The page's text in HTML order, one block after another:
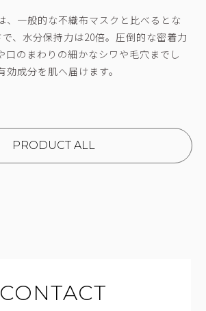
、一般的な不織布マスクと比べるとな
、水分保持力は20倍。圧倒的な密着力
口のまわりの細かなシワや毛穴までし
効成分を肌へ届けます。
PRODUCT ALL
CONTACT